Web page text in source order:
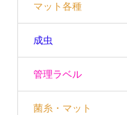
マット各種
成虫
管理ラベル
菌糸・マット